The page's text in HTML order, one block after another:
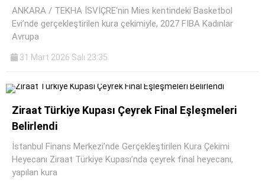
ANKARA / TEKHA İSVİÇRE‘nin Mies kentindeki Basketbol
Evi’nde gerçekleştirilen kura çekimiyle, 2027 FIBA Kadınlar
Avrupa
31 Mart 2026 Salı 23:35
Ziraat Türkiye Kupası Çeyrek Final Eşleşmeleri
Belirlendi
İstanbul Finans Merkezi’nde Gerçekleştirilen Kura Çekimi
Heyecanı Ziraat Türkiye Kupası’nda çeyrek final heyecanı,
yapılan kura